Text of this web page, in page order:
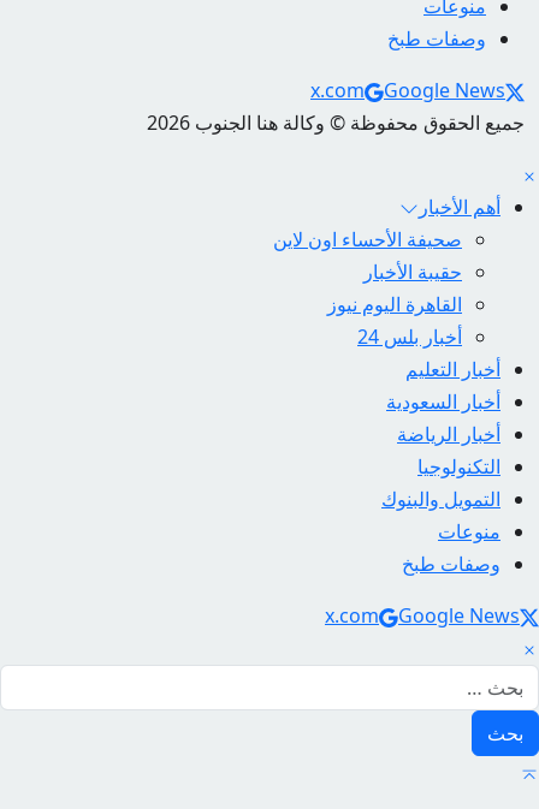
منوعات
وصفات طبخ
Social Links
x.com
Google News
جميع الحقوق محفوظة © وكالة هنا الجنوب 2026
أهم الأخبار
صحيفة الأحساء اون لاين
حقيبة الأخبار
القاهرة اليوم نيوز
أخبار بلس 24
أخبار التعليم
أخبار السعودية
أخبار الرياضة
التكنولوجيا
التمويل والبنوك
منوعات
وصفات طبخ
Social Links
x.com Google News
البحث عن: